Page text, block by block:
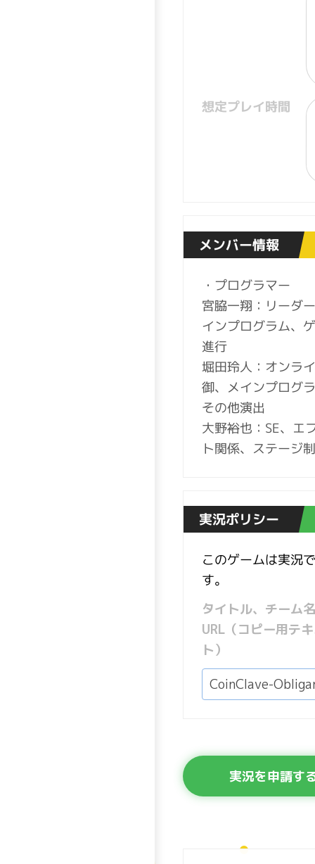
想定プレイ時間
メンバー情報
・プログラマー
宮脇一翔：リーダ
インプログラム、
進行
堀田玲人：オンラ
御、メインプログ
その他演出
大野裕也：SE、エ
ト関係、ステージ
実況ポリシー
このゲームは実況
す。
タイトル、チーム
URL（コピー用テ
ト）
実況を申請す